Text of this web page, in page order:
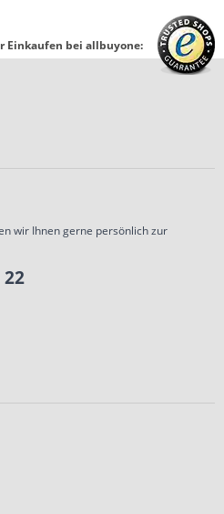
Einkaufen bei allbuyone:
wir Ihnen gerne persönlich zur
22